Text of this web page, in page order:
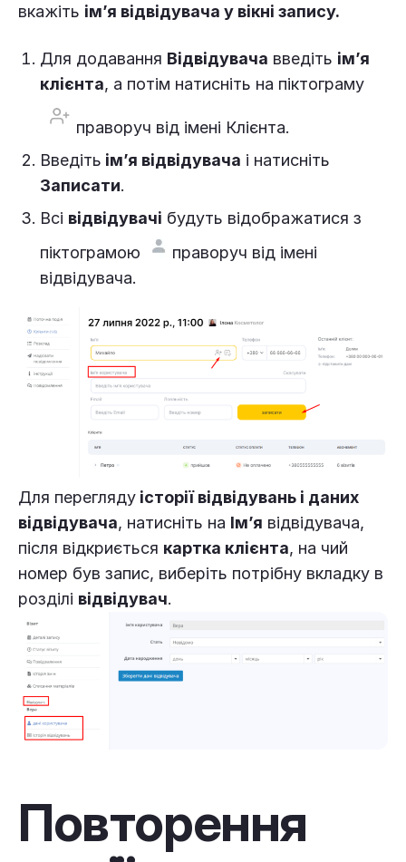
вкажіть ім’я відвідувача у вікні запису.
Для додавання Відвідувача введіть ім’я
клієнта, а потім натисніть на піктограму
праворуч від імені Клієнта.
Введіть ім’я відвідувача і натисніть
Записати.
Всі відвідувачі будуть відображатися з
піктограмою
праворуч від імені
відвідувача.
Для перегляду історії відвідувань і даних
відвідувача, натисніть на Ім’я відвідувача,
після відкриється картка клієнта, на чий
номер був запис, виберіть потрібну вкладку в
розділі відвідувач.
Повторення